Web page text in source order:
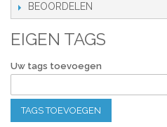
BEOORDELEN
EIGEN TAGS
Uw tags toevoegen
TAGS TOEVOEGEN